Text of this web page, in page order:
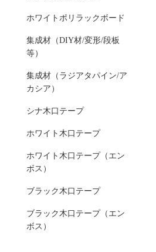
ホワイトポリラックボード
集成材（DIY材/変形/段板
等）
集成材（ラジアタパイン/ア
カシア）
シナ木口テープ
ホワイト木口テープ
ホワイト木口テープ（エン
ボス）
ブラック木口テープ
ブラック木口テープ（エン
ボス）